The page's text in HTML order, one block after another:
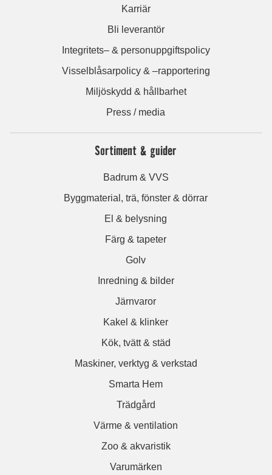
Karriär
Bli leverantör
Integritets– & personuppgiftspolicy
Visselblåsarpolicy & –rapportering
Miljöskydd & hållbarhet
Press / media
Sortiment & guider
Badrum & VVS
Byggmaterial, trä, fönster & dörrar
El & belysning
Färg & tapeter
Golv
Inredning & bilder
Järnvaror
Kakel & klinker
Kök, tvätt & städ
Maskiner, verktyg & verkstad
Smarta Hem
Trädgård
Värme & ventilation
Zoo & akvaristik
Varumärken